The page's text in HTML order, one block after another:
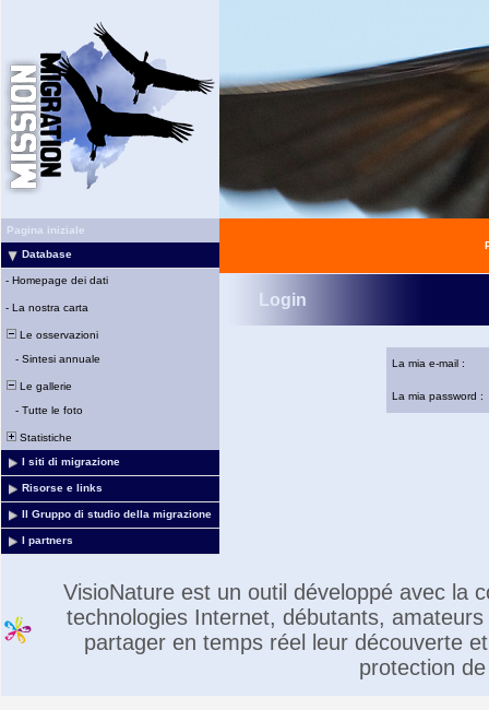
Pagina iniziale
Database
- Homepage dei dati
- La nostra carta
Le osservazioni
- Sintesi annuale
Le gallerie
- Tutte le foto
Statistiche
I siti di migrazione
Risorse e links
Il Gruppo di studio della migrazione
I partners
Login
La mia e-mail :
La mia password :
VisioNature est un outil développé avec la
technologies Internet, débutants,
partager en temps réel leur découverte
protection